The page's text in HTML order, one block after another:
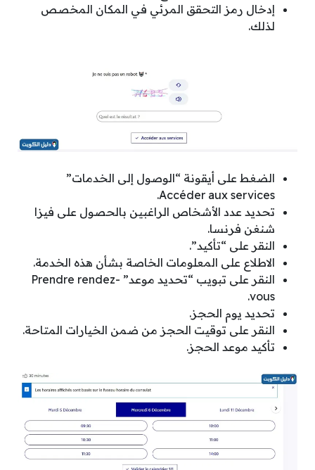
إدخال رمز التحقق المرئي في المكان المخصص
لذلك.
الضغط على أيقونة “الوصول إلى الخدمات”
Accéder aux services.
تحديد عدد الأشخاص الراغبين بالحصول على فيزا
شنغن فرنسا.
النقر على “تأكيد”.
الاطلاع على المعلومات الخاصة بشأن هذه الخدمة.
النقر على تبويب “تحديد موعد” Prendre rendez-
vous.
تحديد يوم الحجز.
النقر على توقيت الحجز من ضمن الخيارات المتاحة.
تأكيد موعد الحجز.